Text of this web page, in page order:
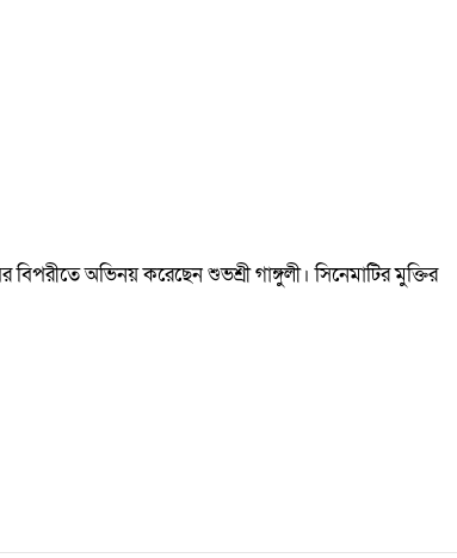
অভিনয় করেছেন শুভশ্রী গাঙ্গুলী। সিনেমাটির মুক্তির